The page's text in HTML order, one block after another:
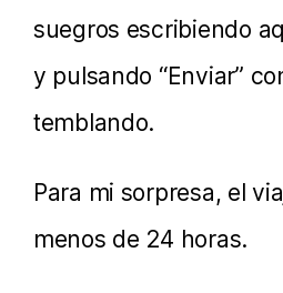
suegros escribiendo
y pulsando “Enviar”
temblando.
Para mi sorpresa, el
menos de 24 horas.